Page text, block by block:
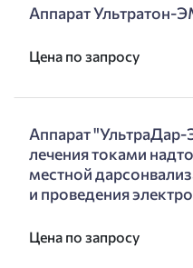
Аппарат Ультратон-
Цена по запросу
Аппарат
лечения токами
местной
и проведения
Цена по запросу